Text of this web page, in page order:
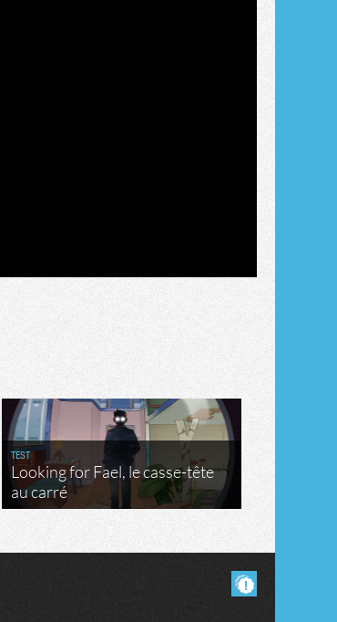
TEST
Looking for Fael, le casse-tête
au carré